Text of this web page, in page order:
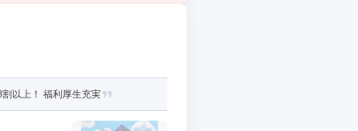
以上！ 福利厚生充実